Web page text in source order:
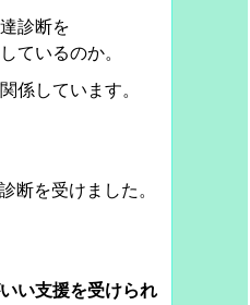
診断を
ているのか。
係しています。
断を受けました。
い支援を受けられ